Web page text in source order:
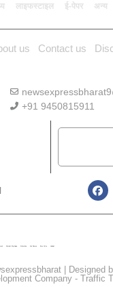
लाइफस्टाइल ई-पेपर अन्य
us Contact us
+91 9450815911
| Designed
Company - Traffic